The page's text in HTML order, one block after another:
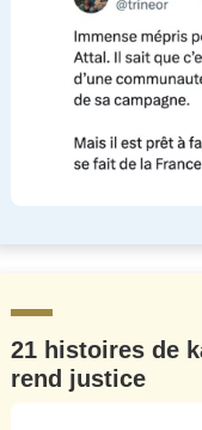
21 histoires de
rend justice